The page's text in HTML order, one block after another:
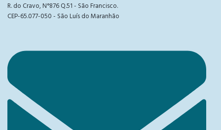
R. do Cravo, N°876 Q.51 - São Francisco.
CEP-65.077-050 - São Luís do Maranhão